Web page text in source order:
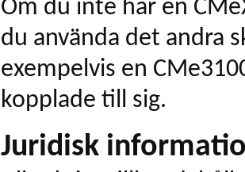
Om du inte har en
du använda det andra
exempelvis en
kopplade till sig.
Juridisk